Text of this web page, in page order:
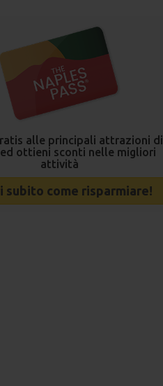
alle principali attrazioni di
ottieni sconti nelle migliori
attività
subito come risparmiare!